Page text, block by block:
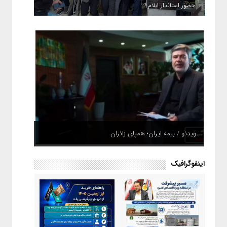
حضور استاندار ایلام
ویدئو / بیمه ایران؛ همپای زائران
اینفوگرافیک